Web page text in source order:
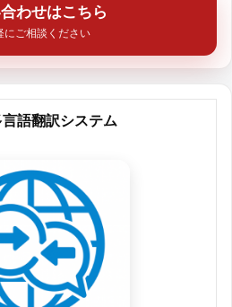
わせはこちら
にご相談ください
語翻訳システム